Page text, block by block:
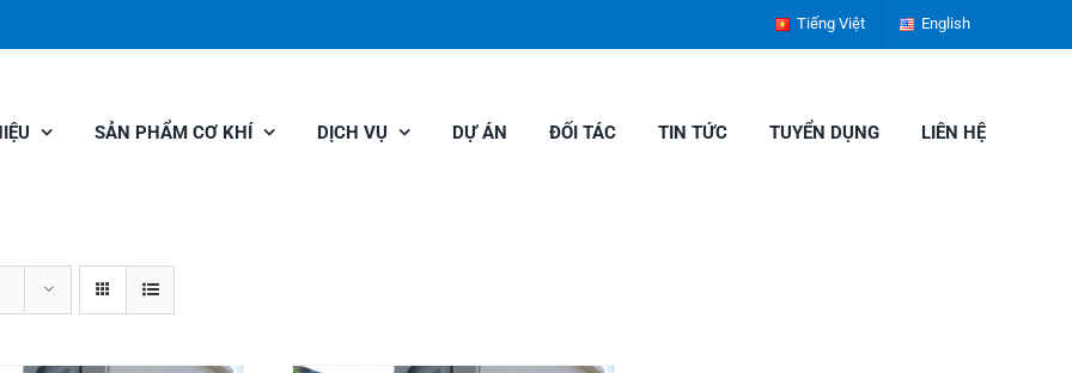
Tiếng Việt English
SẢN PHẨM CƠ KHÍ DỊCH VỤ DỰ ÁN ĐỐI TÁC TIN TỨC TUYỂN DỤNG LIÊN HỆ